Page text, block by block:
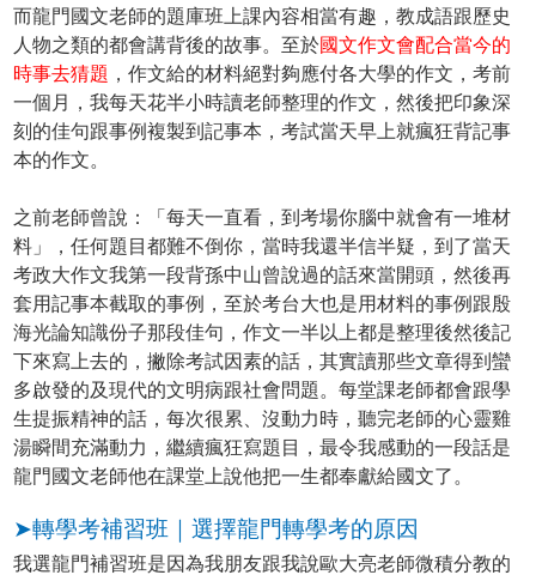
而龍門國文老師的題庫班上課內容相當有趣，教成語跟歷史
人物之類的都會講背後的故事。至於國文作文會配合當今的
時事去猜題 ，作文給的材料絕對夠應付各大學的作文，考前
一個月，我每天花半小時讀老師整理的作文，然後把印象深
刻的佳句跟事例複製到記事本，考試當天早上就瘋狂背記事
本的作文。
之前老師曾說：「每天一直看，到考場你腦中就會有一堆材
料」，任何題目都難不倒你，當時我還半信半疑，到了當天
考政大作文我第一段背孫中山曾說過的話來當開頭，然後再
套用記事本截取的事例，至於考台大也是用材料的事例跟殷
海光論知識份子那段佳句，作文一半以上都是整理後然後記
下來寫上去的，撇除考試因素的話，其實讀那些文章得到蠻
多啟發的及現代的文明病跟社會問題。每堂課老師都會跟學
生提振精神的話，每次很累、沒動力時，聽完老師的心靈雞
湯瞬間充滿動力，繼續瘋狂寫題目，最令我感動的一段話是
龍門國文老師他在課堂上說他把一生都奉獻給國文了。
➤轉學考補習班｜選擇龍門轉學考的原因
我選龍門補習班是因為我朋友跟我說歐大亮老師微積分教的